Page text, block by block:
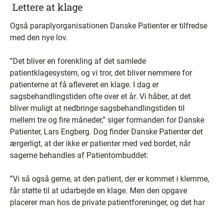
Lettere at klage
Også paraplyorganisationen Danske Patienter er tilfredse
med den nye lov.
”Det bliver en forenkling af det samlede
patientklagesystem, og vi tror, det bliver nemmere for
patienterne at få afleveret en klage. I dag er
sagsbehandlingstiden ofte over et år. Vi håber, at det
bliver muligt at nedbringe sagsbehandlingstiden til
mellem tre og fire måneder,” siger formanden for Danske
Patienter, Lars Engberg. Dog finder Danske Patienter det
ærgerligt, at der ikke er patienter med ved bordet, når
sagerne behandles af Patientombuddet:
”Vi så også gerne, at den patient, der er kommet i klemme,
får støtte til at udarbejde en klage. Men den opgave
placerer man hos de private patientforeninger, og det har